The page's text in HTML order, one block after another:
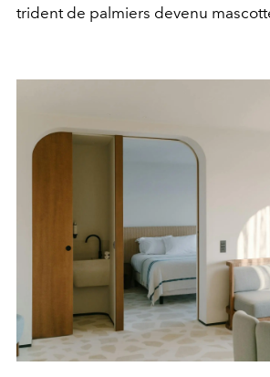
trident de palmiers devenu